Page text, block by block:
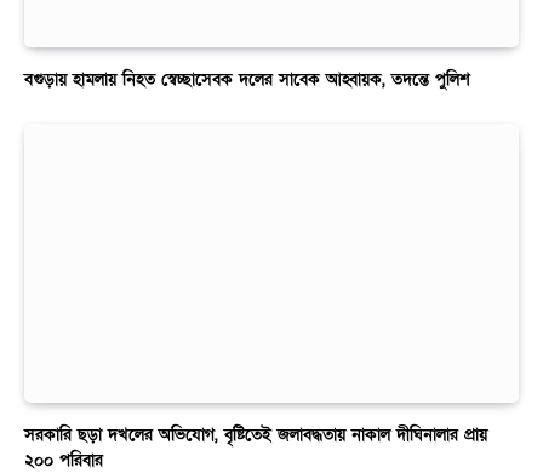
বগুড়ায় হামলায় নিহত স্বেচ্ছাসেবক দলের সাবেক আহ্বায়ক, তদন্তে পুলিশ
সরকারি ছড়া দখলের অভিযোগ, বৃষ্টিতেই জলাবদ্ধতায় নাকাল দীঘিনালার প্রায়
২০০ পরিবার